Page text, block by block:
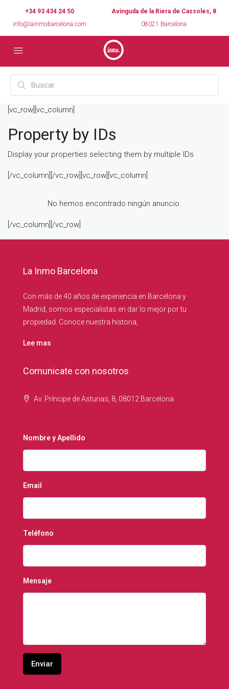
+34 93 434 24 50
info@lainmobarcelona.com
Avinguda de la Riera de Cassoles, 8
08021 Barcelona
[vc_row][vc_column]
Property by IDs
Display your properties selecting them by multiple IDs
[/vc_column][/vc_row][vc_row][vc_column]
No hemos encontrado ningún anuncio.
[/vc_column][/vc_row]
La Inmo Barcelona
Con más de 40 años de experiencia en Barcelona y
Madrid, somos especialistas en dar lo mejor por tu
propiedad. Conoce nuestra historia,
Lee mas
Comunicate con nosotros
Av. Príncipe de Asturias, 8, 08012 Barcelona
Nombre y Apellido
Email
Teléfono
Mensaje